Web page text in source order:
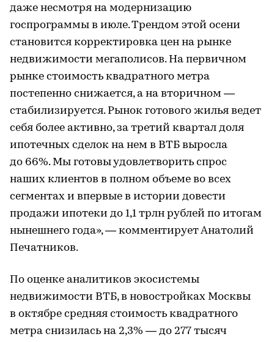
даже несмотря на модернизацию
госпрограммы в июле. Трендом этой осени
становится корректировка цен на рынке
недвижимости мегаполисов. На первичном
рынке стоимость квадратного метра
постепенно снижается, а на вторичном —
стабилизируется. Рынок готового жилья ведет
себя более активно, за третий квартал доля
ипотечных сделок на нем в ВТБ выросла
до 66%. Мы готовы удовлетворить спрос
наших клиентов в полном объеме во всех
сегментах и впервые в истории довести
продажи ипотеки до 1,1 трлн рублей по итогам
нынешнего года», — комментирует Анатолий
Печатников.
По оценке аналитиков экосистемы
недвижимости ВТБ, в новостройках Москвы
в октябре средняя стоимость квадратного
метра снизилась на 2,3% — до 277 тысяч